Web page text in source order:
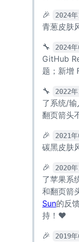
🎉
2024
青葱皮肤
🔧
2024
GitHub
题；新增
🔧
2022
了系统/
翻页箭头
🎉
2021
碳黑皮肤
🎉
2020
了苹果系
和翻页箭
Sun的反
持！❤️
🎉
2019